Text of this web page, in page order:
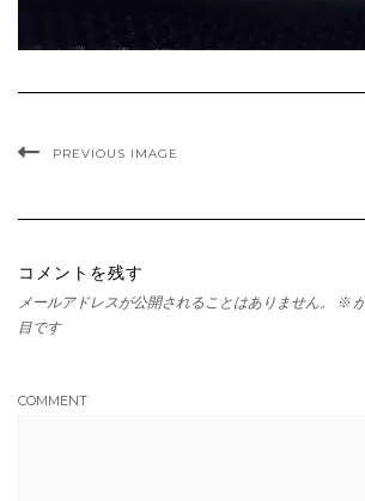
PREVIOUS IMAGE
コメントを残す
メールアドレスが公開されることはありません。 ※
目です
COMMENT